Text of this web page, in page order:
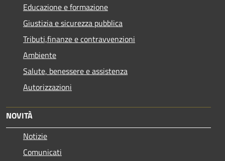
Educazione e formazione
Giustizia e sicurezza pubblica
Tributi,finanze e contravvenzioni
Ambiente
Salute, benessere e assistenza
Autorizzazioni
NOVITÀ
Notizie
Comunicati